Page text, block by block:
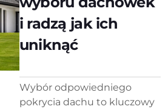
i radzą jak ich
uniknąć
Wybór odpowiedniego
pokrycia dachu to kluczowy